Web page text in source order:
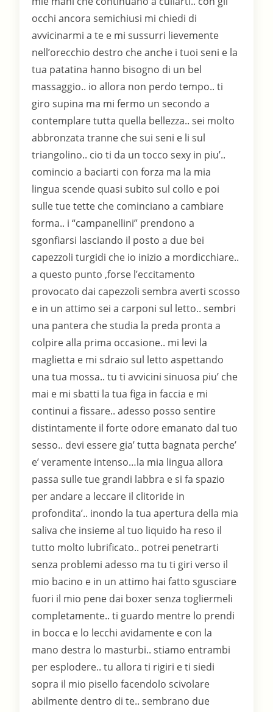
occhi ancora semichiusi mi chiedi di
avvicinarmi a te e mi sussurri lievemente
nell’orecchio destro che anche i tuoi seni e la
tua patatina hanno bisogno di un bel
massaggio.. io allora non perdo tempo.. ti
giro supina ma mi fermo un secondo a
contemplare tutta quella bellezza.. sei molto
abbronzata tranne che sui seni e li sul
triangolino.. cio ti da un tocco sexy in piu’..
comincio a baciarti con forza ma la mia
lingua scende quasi subito sul collo e poi
sulle tue tette che cominciano a cambiare
forma.. i “campanellini” prendono a
sgonfiarsi lasciando il posto a due bei
capezzoli turgidi che io inizio a mordicchiare..
a questo punto ,forse l’eccitamento
provocato dai capezzoli sembra averti scosso
e in un attimo sei a carponi sul letto.. sembri
una pantera che studia la preda pronta a
colpire alla prima occasione.. mi levi la
maglietta e mi sdraio sul letto aspettando
una tua mossa.. tu ti avvicini sinuosa piu’ che
mai e mi sbatti la tua figa in faccia e mi
continui a fissare.. adesso posso sentire
distintamente il forte odore emanato dal tuo
sesso.. devi essere gia’ tutta bagnata perche’
e’ veramente intenso…la mia lingua allora
passa sulle tue grandi labbra e si fa spazio
per andare a leccare il clitoride in
profondita’.. inondo la tua apertura della mia
saliva che insieme al tuo liquido ha reso il
tutto molto lubrificato.. potrei penetrarti
senza problemi adesso ma tu ti giri verso il
mio bacino e in un attimo hai fatto sgusciare
fuori il mio pene dai boxer senza togliermeli
completamente.. ti guardo mentre lo prendi
in bocca e lo lecchi avidamente e con la
mano destra lo masturbi.. stiamo entrambi
per esplodere.. tu allora ti rigiri e ti siedi
sopra il mio pisello facendolo scivolare
abilmente dentro di te.. sembrano due